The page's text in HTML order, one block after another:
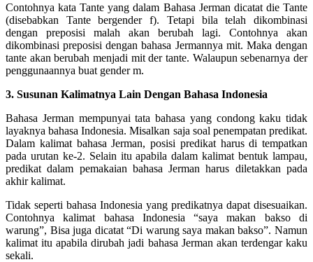
Contohnya kata Tante yang dalam Bahasa Jerman dicatat die Tante
(disebabkan Tante bergender f). Tetapi bila telah dikombinasi
dengan preposisi malah akan berubah lagi. Contohnya akan
dikombinasi preposisi dengan bahasa Jermannya mit. Maka dengan
tante akan berubah menjadi mit der tante. Walaupun sebenarnya der
penggunaannya buat gender m.
3. Susunan Kalimatnya Lain Dengan Bahasa Indonesia
Bahasa Jerman mempunyai tata bahasa yang condong kaku tidak
layaknya bahasa Indonesia. Misalkan saja soal penempatan predikat.
Dalam kalimat bahasa Jerman, posisi predikat harus di tempatkan
pada urutan ke-2. Selain itu apabila dalam kalimat bentuk lampau,
predikat dalam pemakaian bahasa Jerman harus diletakkan pada
akhir kalimat.
Tidak seperti bahasa Indonesia yang predikatnya dapat disesuaikan.
Contohnya kalimat bahasa Indonesia “saya makan bakso di
warung”, Bisa juga dicatat “Di warung saya makan bakso”. Namun
kalimat itu apabila dirubah jadi bahasa Jerman akan terdengar kaku
sekali.